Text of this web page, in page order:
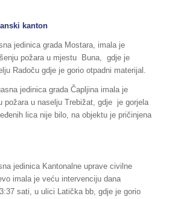
kanton
jedinica grada Mostara, imala je
požara u mjestu Buna, gdje je
Radoču gdje je gorio otpadni materijal.
jedinica grada Čapljina imala je
požara u naselju Trebižat, gdje je gorjela
lica nije bilo, na objektu je pričinjena
jedinica Kantonalne uprave civilne
imala je veću intervenciju dana
sati, u ulici Latička bb, gdje je gorio